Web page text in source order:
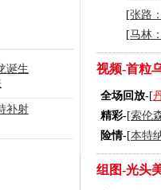
诞生
补射
[张路
[马林
视频-首粒
全场回放-[
精彩-[索伦
险情-[本特
组图-光头